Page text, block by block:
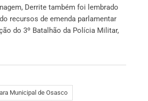
Derrite também foi lembrado
recursos de emenda parlamentar
do 3º Batalhão da Polícia Militar,
Municipal de Osasco